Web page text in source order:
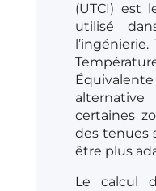
(UTCI) est
utilisé
certaines
des tenues
être plus
Le calcul